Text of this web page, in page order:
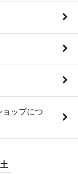
ョップにつ
土